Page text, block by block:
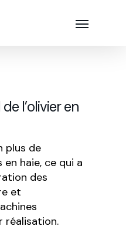
l’olivier en
plus de
haie, ce qui a
des
et
réalisation.